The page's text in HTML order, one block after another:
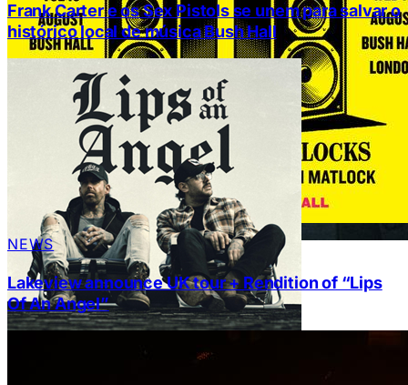
Frank Carter e os Sex Pistols se unem para salvar o
histórico local de música Bush Hall
NEWS
Lakeview announce UK tour + Rendition of “Lips
Of An Angel”